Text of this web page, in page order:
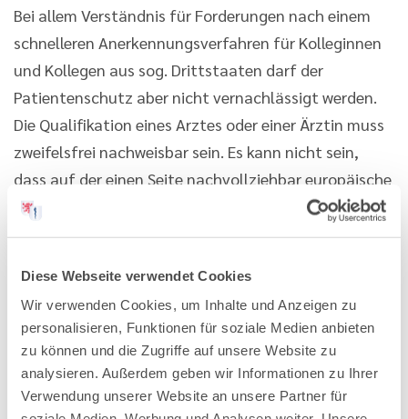
Diese Webseite verwendet Cookies
Wir verwenden Cookies, um Inhalte und Anzeigen zu
personalisieren, Funktionen für soziale Medien anbieten
zu können und die Zugriffe auf unsere Website zu
analysieren. Außerdem geben wir Informationen zu Ihrer
Verwendung unserer Website an unsere Partner für
Bei allem Verständnis für Forderungen nach einem
schnelleren Anerkennungsverfahren für Kolleginnen
und Kollegen aus sog. Drittstaaten darf der
Patientenschutz aber nicht vernachlässigt werden.
Die Qualifikation eines Arztes oder einer Ärztin muss
zweifelsfrei nachweisbar sein. Es kann nicht sein,
dass auf der einen Seite nachvollziehbar europäische
Register verlangt werden, in denen der Verlust einer
ärztlichen Approbation für die
einsehbar ist, und auf der anderen Seite die Rede von
einem Teilzugang zum ärztlichen Beruf ist, wenn
bestimmte Qualifikationen nicht vorhanden sind.
Ganz abgesehen davon, dass der Exodus ärztlicher
Kolleginnen und Kollegen aus dem Ausland zu